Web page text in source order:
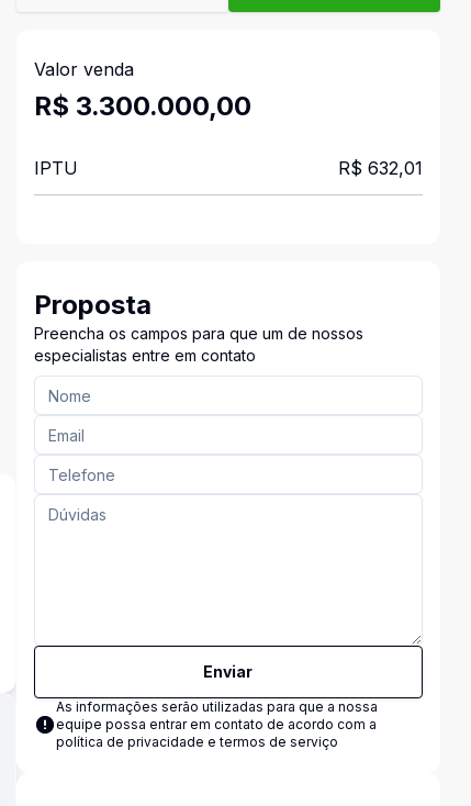
Valor venda
R$ 3.300.000,00
IPTU R$ 632,01
Proposta
Preencha os campos para que um de nossos
especialistas entre em contato
Enviar
As informações serão utilizadas para que a nossa
equipe possa entrar em contato de acordo com a
política de privacidade e termos de serviço